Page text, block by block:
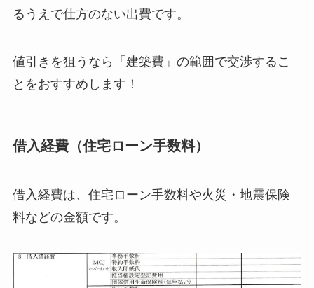
るうえで仕方のない出費です。
値引きを狙うなら「建築費」の範囲で交渉するこ
とをおすすめします！
借入経費（住宅ローン手数料）
借入経費は、住宅ローン手数料や火災・地震保険
料などの金額です。